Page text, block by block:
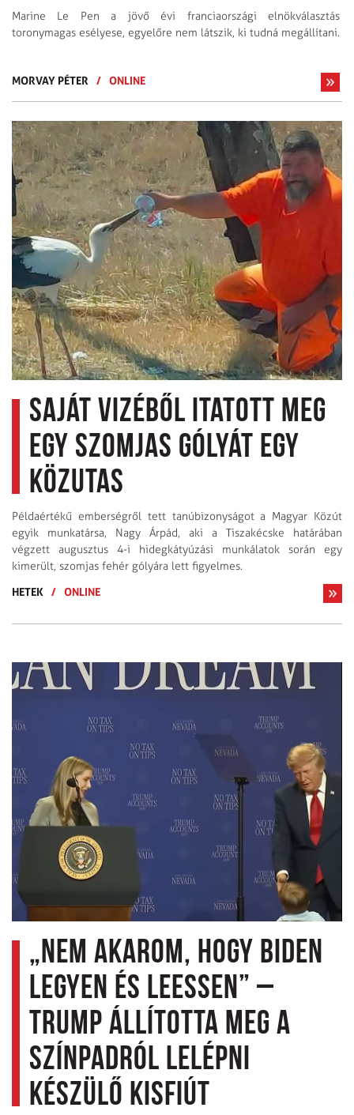
Marine Le Pen a jövő évi franciaországi elnökválasztás
toronymagas esélyese, egyelőre nem látszik, ki tudná megállítani.
MORVAY PÉTER / ONLINE
Saját vizéből itatott meg
egy szomjas gólyát egy
közutas
Példaértékű emberségről tett tanúbizonyságot a Magyar Közút
egyik munkatársa, Nagy Árpád, aki a Tiszakécske határában
végzett augusztus 4-i hidegkátyúzási munkálatok során egy
kimerült, szomjas fehér gólyára lett figyelmes.
HETEK
/ ONLINE
„Nem akarom, hogy Biden
legyen és leessen” –
Trump állította meg a
színpadról lelépni
készülő kisfiút